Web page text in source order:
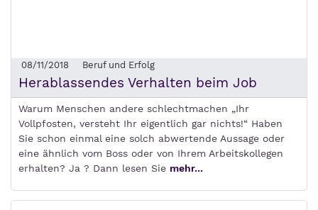
08/11/2018 Beruf und Erfolg
Herablassendes Verhalten beim Job
Warum Menschen andere schlechtmachen „Ihr
Vollpfosten, versteht Ihr eigentlich gar nichts!“ Haben
Sie schon einmal eine solch abwertende Aussage oder
eine ähnlich vom Boss oder von Ihrem Arbeitskollegen
erhalten? Ja ? Dann lesen Sie mehr...